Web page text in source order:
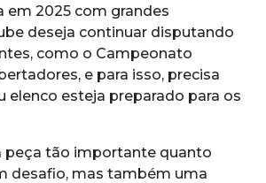
em 2025 com grandes
deseja continuar disputando
como o Campeonato
e para isso, precisa
elenco esteja preparado para os
peça tão importante quanto
desafio, mas também uma